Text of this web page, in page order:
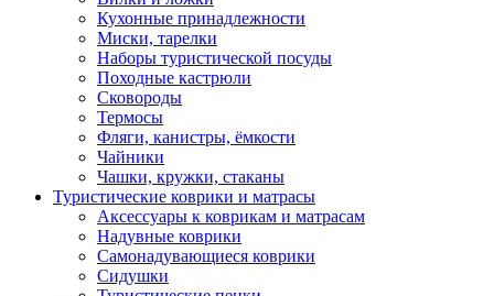
Кухонные принадлежности
Миски, тарелки
Наборы туристической посуды
Походные кастрюли
Сковороды
Термосы
Фляги, канистры, ёмкости
Чайники
Чашки, кружки, стаканы
Туристические коврики и матрасы
Аксессуары к коврикам и матрасам
Надувные коврики
Самонадувающиеся коврики
Сидушки